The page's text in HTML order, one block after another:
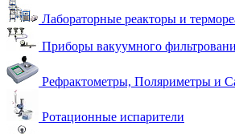
Лабораторные реакторы и
Приборы вакуумного
Рефрактометры, Поляриметры и
Ротационные испарители